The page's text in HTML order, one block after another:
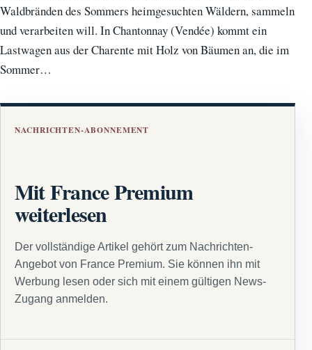
Waldbränden des Sommers heimgesuchten Wäldern, sammeln
und verarbeiten will. In Chantonnay (Vendée) kommt ein
Lastwagen aus der Charente mit Holz von Bäumen an, die im
Sommer…
NACHRICHTEN-ABONNEMENT
Mit France Premium
weiterlesen
Der vollständige Artikel gehört zum Nachrichten-
Angebot von France Premium. Sie können ihn mit
Werbung lesen oder sich mit einem gültigen News-
Zugang anmelden.